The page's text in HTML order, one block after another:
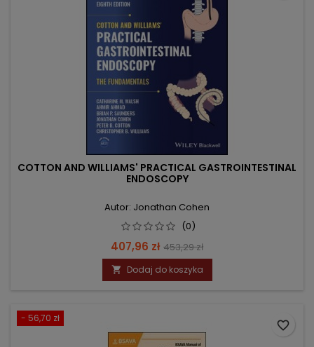
COTTON AND WILLIAMS' PRACTICAL GASTROINTESTINAL
ENDOSCOPY
Autor: Jonathan Cohen
(0)
Cena
407,96 zł Cena
podstawowa
453,29 zł
 Dodaj do koszyka
- 56,70 zł
favorite_border